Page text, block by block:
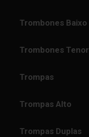
Trombones Baixo
Trombones Tenor
Trompas
Trompas Alto
Trompas Duplas